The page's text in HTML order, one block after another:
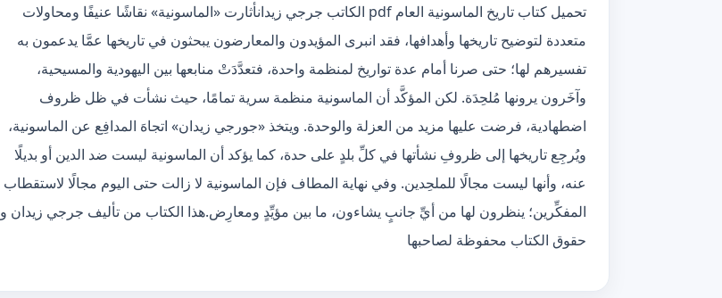
تحميل كتاب تاريخ الماسونية العام pdf الكاتب جرجي زيدانأثارت «الماسونية» نقاشًا عنيفًا ومحاولات
متعددة لتوضيح تاريخها وأهدافها، فقد انبرى المؤيدون والمعارضون يبحثون في تاريخها عمَّا يدعمون به
تفسيرهم لها؛ حتى صرنا أمام عدة تواريخ لمنظمة واحدة، فتعدَّدَتْ منابعها بين اليهودية والمسيحية،
وآخَرون يرونها مُلحِدَة. لكن المؤكَّد أن الماسونية منظمة سرية تمامًا، حيث نشأت في ظل ظروف
اضطهادية، فرضت عليها مزيد من العزلة والوحدة. ويتخذ «جورجي زيدان» اتجاهَ المدافِع عن الماسونية،
ويُرجِع تاريخها إلى ظروفِ نشأتها في كلِّ بلدٍ على حدة، كما يؤكد أن الماسونية ليست ضد الدين أو بديلًا
عنه، وأنها ليست مجالًا للملحِدين. وفي نهاية المطاف فإن الماسونية لا زالت حتى اليوم مجالًا لاستقطاب
المفكِّرين؛ ينظرون لها من أيِّ جانبٍ يشاءون، ما بين مؤيِّدٍ ومعارِض.هذا الكتاب من تأليف جرجي زيدان و
حقوق الكتاب محفوظة لصاحبها